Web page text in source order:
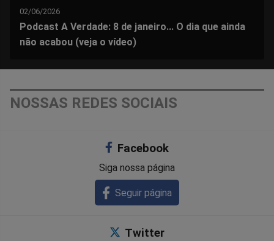
02/06/2026
Podcast A Verdade: 8 de janeiro... O dia que ainda
não acabou (veja o vídeo)
NOSSAS REDES SOCIAIS
Facebook
Siga nossa página
Seguir página
Twitter